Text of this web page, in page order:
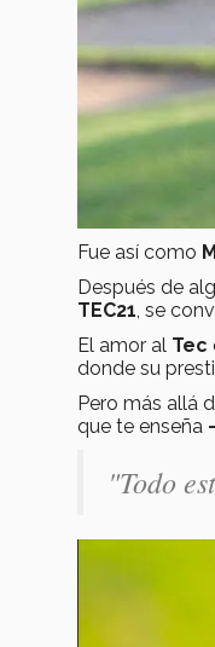
Fue así como
Después de
TEC21 , se
El amor al Tec
donde su
Pero más allá
que te enseña
"Todo